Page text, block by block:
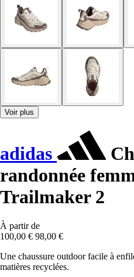
Voir plus
adidas
randonnée
Trailmaker 2
À partir de
100,00 € 98,00 €
Une chaussure outdoor facile à
matières recyclées.